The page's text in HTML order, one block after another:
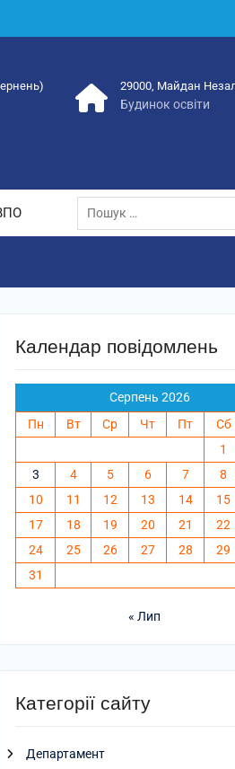
29000, Майдан
Будинок освіти
Пошук:
Календар повідомлень
Серпень 2026
Пн
Вт Ср Чт Пт Сб
1
3
4 5 6 7 8
10
11 12 13 14 15
17
18 19 20 21 22
24
25 26 27 28 29
31
« Лип
Категорії сайту
Департамент